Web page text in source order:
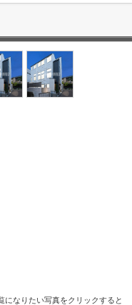
になりたい写真をクリックすると